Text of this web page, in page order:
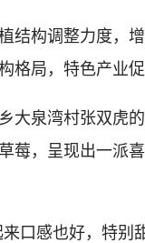
构调整力度，增
格局，特色产业
泉湾村张双虎的
莓，呈现出一派
感也好，特别